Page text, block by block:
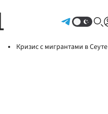
Кризис с мигрантами в Сеуте